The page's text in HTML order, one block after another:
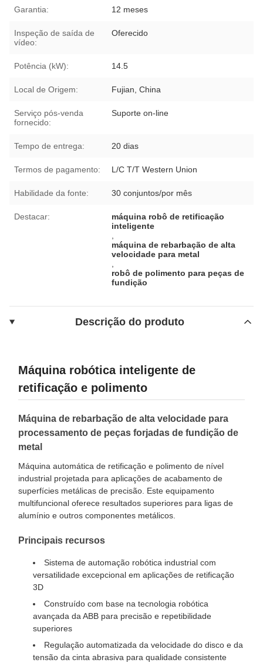
Garantia: 12 meses
Inspeção de saída de
vídeo:
Oferecido
Potência (kW): 14.5
Local de Origem: Fujian, China
Serviço pós-venda
fornecido:
Suporte on-line
Tempo de entrega: 20 dias
Termos de pagamento: L/C T/T Western Union
Habilidade da fonte: 30 conjuntos/por mês
Destacar:
máquina robô de retificação
inteligente
máquina de rebarbação de alta
velocidade para metal
robô de polimento para peças de
fundição
Descrição do produto
Máquina robótica inteligente de
retificação e polimento
Máquina de rebarbação de alta velocidade para
processamento de peças forjadas de fundição de
metal
Máquina automática de retificação e polimento de nível
industrial projetada para aplicações de acabamento de
superfícies metálicas de precisão. Este equipamento
multifuncional oferece resultados superiores para ligas de
alumínio e outros componentes metálicos.
Principais recursos
Sistema de automação robótica industrial com
versatilidade excepcional em aplicações de retificação
3D
Construído com base na tecnologia robótica
avançada da ABB para precisão e repetibilidade
superiores
Regulação automatizada da velocidade do disco e da
tensão da cinta abrasiva para qualidade consistente